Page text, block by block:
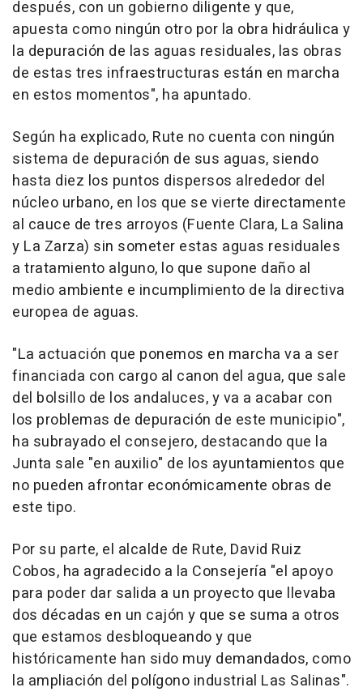
después, con un gobierno diligente y que,
apuesta como ningún otro por la obra hidráulica y
la depuración de las aguas residuales, las obras
de estas tres infraestructuras están en marcha
en estos momentos", ha apuntado.
Según ha explicado, Rute no cuenta con ningún
sistema de depuración de sus aguas, siendo
hasta diez los puntos dispersos alrededor del
núcleo urbano, en los que se vierte directamente
al cauce de tres arroyos (Fuente Clara, La Salina
y La Zarza) sin someter estas aguas residuales
a tratamiento alguno, lo que supone daño al
medio ambiente e incumplimiento de la directiva
europea de aguas.
"La actuación que ponemos en marcha va a ser
financiada con cargo al canon del agua, que sale
del bolsillo de los andaluces, y va a acabar con
los problemas de depuración de este municipio",
ha subrayado el consejero, destacando que la
Junta sale "en auxilio" de los ayuntamientos que
no pueden afrontar económicamente obras de
este tipo.
Por su parte, el alcalde de Rute, David Ruiz
Cobos, ha agradecido a la Consejería "el apoyo
para poder dar salida a un proyecto que llevaba
dos décadas en un cajón y que se suma a otros
que estamos desbloqueando y que
históricamente han sido muy demandados, como
la ampliación del polígono industrial Las Salinas".